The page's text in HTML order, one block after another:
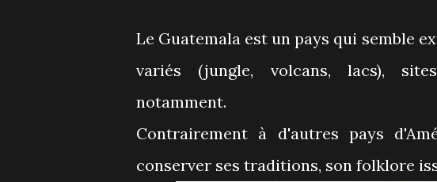
Le Guatemala est un pays qui semble
variés (jungle, volcans, lacs),
notamment.
Contrairement à d'autres pays
conserver ses traditions, son folklore